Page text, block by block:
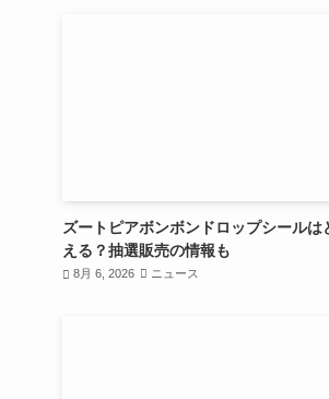
ズートピアボンボンドロップシールは
える？抽選販売の情報も
8月 6, 2026 ニュース